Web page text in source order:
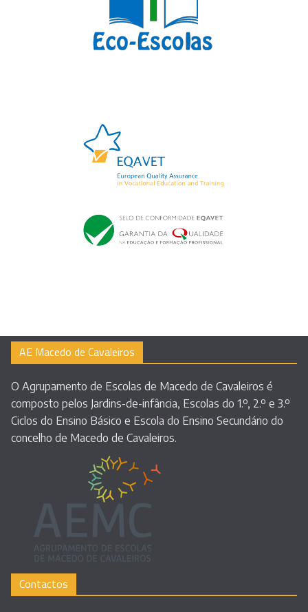
AE Macedo de Cavaleiros
O Agrupamento de Escolas de Macedo de Cavaleiros é
composto pelos Jardins-de-infância, Escolas do 1.º, 2.º e 3.º
Ciclos do Ensino Básico e Escola do Ensino Secundário do
concelho de Macedo de Cavaleiros.
Contactos